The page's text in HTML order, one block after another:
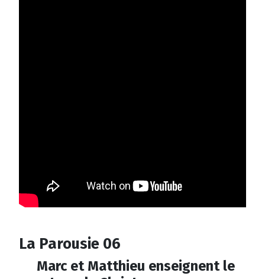
La Parousie 06
Marc et Matthieu enseignent le